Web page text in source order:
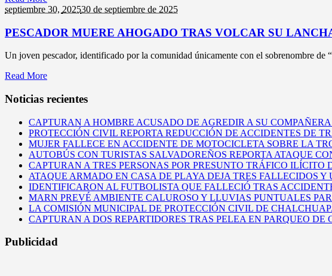
septiembre 30, 202530 de septiembre de 2025
PESCADOR MUERE AHOGADO TRAS VOLCAR SU
Un joven pescador, identificado por la comunidad únicamente con el sobrenombre de
Read More
Noticias recientes
CAPTURAN A HOMBRE ACUSADO DE AGREDIR A SU
PROTECCIÓN CIVIL REPORTA REDUCCIÓN DE ACCIDENTES DE
MUJER FALLECE EN ACCIDENTE DE MOTOCICLETA SOBRE LA
AUTOBÚS CON TURISTAS SALVADOREÑOS REPORTA ATAQUE
CAPTURAN A TRES PERSONAS POR PRESUNTO TRÁFICO ILÍCITO
ATAQUE ARMADO EN CASA DE PLAYA DEJA TRES FALLECIDOS
IDENTIFICARON AL FUTBOLISTA QUE FALLECIÓ TRAS
MARN PREVÉ AMBIENTE CALUROSO Y LLUVIAS PUNTUALES
LA COMISIÓN MUNICIPAL DE PROTECCIÓN CIVIL DE
CAPTURAN A DOS REPARTIDORES TRAS PELEA EN PARQUEO DE
Publicidad